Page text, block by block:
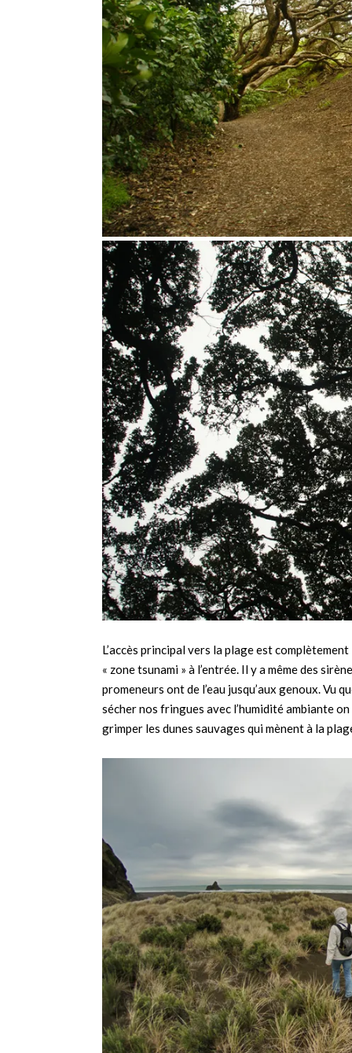
L’accès principal vers la plage est
« zone tsunami » à l’entrée. Il y a même des
promeneurs ont de l’eau jusqu’aux genoux. Vu
sécher nos fringues avec l’humidité ambiante
grimper les dunes sauvages qui mènent à la